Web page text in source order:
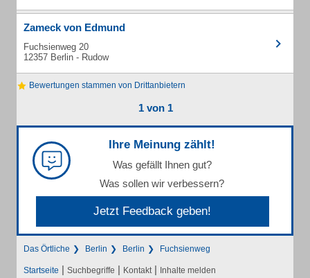
Zameck von Edmund
Fuchsienweg 20
12357 Berlin - Rudow
Bewertungen stammen von Drittanbietern
1 von 1
Ihre Meinung zählt!
Was gefällt Ihnen gut?
Was sollen wir verbessern?
Jetzt Feedback geben!
Das Örtliche Berlin Berlin Fuchsienweg
Startseite | Suchbegriffe | Kontakt | Inhalte melden